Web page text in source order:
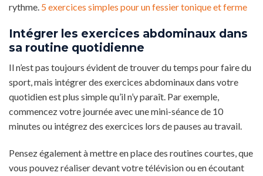
rythme. 5 exercices simples pour un fessier tonique et ferme
Intégrer les exercices abdominaux dans
sa routine quotidienne
Il n’est pas toujours évident de trouver du temps pour faire du
sport, mais intégrer des exercices abdominaux dans votre
quotidien est plus simple qu’il n’y paraît. Par exemple,
commencez votre journée avec une mini-séance de 10
minutes ou intégrez des exercices lors de pauses au travail.
Pensez également à mettre en place des routines courtes, que
vous pouvez réaliser devant votre télévision ou en écoutant